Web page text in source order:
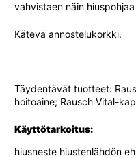
vahvistaen näin
Kätevä annostelukorkki.
Täydentävät tuotteet:
hoitoaine; Rausch Vital-
Käyttötarkoitus:
hiusneste hiustenlähdön